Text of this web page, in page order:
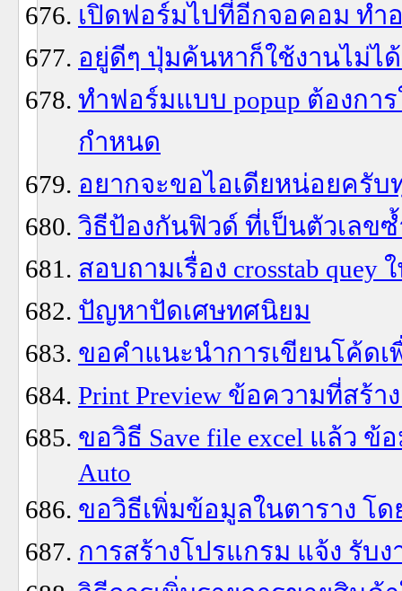
เปิดฟอร์มไปที่อีกจอคอม ทำ
อยู่ดีๆ ปุ่มค้นหาก็ใช้งานไม่ไ
ทำฟอร์มแบบ popup ต้องกา
กำหนด
อยากจะขอไอเดียหน่อยครับ
วิธีป้องกันฟิวด์ ที่เป็นตัวเลข
สอบถามเรื่อง crosstab quey
ปัญหาปัดเศษทศนิยม
ขอคำแนะนำการเขียนโค้ดเ
Print Preview ข้อความที่สร้า
ขอวิธี Save file excel แล้ว ข้
Auto
ขอวิธีเพิ่มข้อมูลในตาราง โ
การสร้างโปรแกรม แจ้ง รับ